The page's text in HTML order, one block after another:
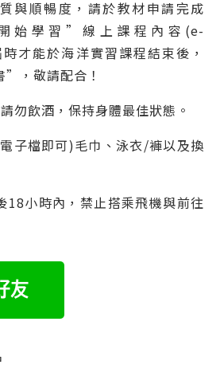
與順暢度，請於教材申請完成
始學習”線上課程內容(e-
才能於海洋實習課程結束後，
”，敬請配合！
勿飲酒，保持身體最佳狀態。
子檔即可)毛巾、泳衣/褲以及換
18小時內，禁止搭乘飛機與前往